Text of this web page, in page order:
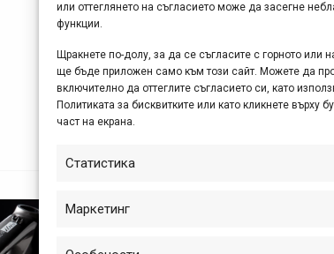
или оттеглянето на съгласието може да засегне
функции.
Щракнете по-долу, за да се съгласите с горното или
ще бъде приложен само към този сайт. Можете да
включително да оттеглите съгласието си, като
Политиката за бисквитките или като кликнете върху
част на екрана.
Статистика
Маркетинг
Спортни новини #36
ное. 17, 2011 at 06:37. 360
Тод Уелс спечели La Ruta de los
Купър подписа договор с 23 Degrees,
Шасон удължи своя с Ibis.
Ibis Mojo SL-R